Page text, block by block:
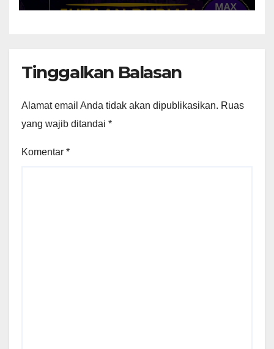
Resmi Di buka Pendaftaran
Tinggalkan Balasan
Alamat email Anda tidak akan dipublikasikan. Ruas
yang wajib ditandai *
Komentar *